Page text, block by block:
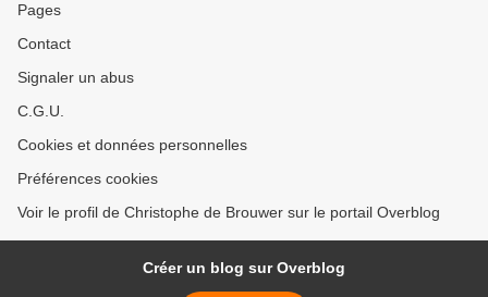
Pages
Contact
Signaler un abus
C.G.U.
Cookies et données personnelles
Préférences cookies
Voir le profil de Christophe de Brouwer sur le portail Overblog
Créer un blog sur Overblog